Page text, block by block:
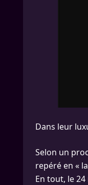
Dans leur
Selon un
repéré en «
En tout, le